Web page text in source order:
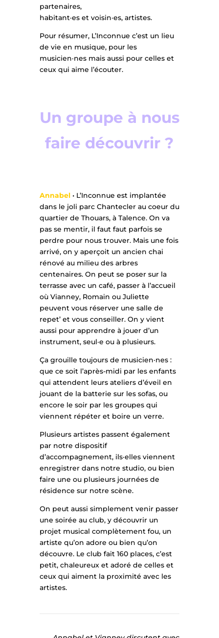
partenaires,
habitant·es et voisin·es, artistes.
Pour résumer, L’Inconnue c’est un lieu
de vie en musique, pour les
musicien·nes mais aussi pour celles et
ceux qui aime l’écouter.
Un groupe à nous
faire découvrir ?
Annabel • L’Inconnue est implantée
dans le joli parc Chantecler au coeur du
quartier de Thouars, à Talence. On va
pas se mentir, il faut faut parfois se
perdre pour nous trouver. Mais une fois
arrivé, on y aperçoit un ancien chai
rénové au milieu des arbres
centenaires. On peut se poser sur la
terrasse avec un café, passer à l’accueil
où Vianney, Romain ou Juliette
peuvent vous réserver une salle de
repet’ et vous conseiller. On y vient
aussi pour apprendre à jouer d’un
instrument, seul·e ou à plusieurs.
Ça grouille toujours de musicien·nes :
que ce soit l’après-midi par les enfants
qui attendent leurs ateliers d’éveil en
jouant de la batterie sur les sofas, ou
encore le soir par les groupes qui
viennent répéter et boire un verre.
Plusieurs artistes passent également
par notre dispositif
d’accompagnement, ils·elles viennent
enregistrer dans notre studio, ou bien
faire une ou plusieurs journées de
résidence sur notre scène.
On peut aussi simplement venir passer
une soirée au club, y découvrir un
projet musical complètement fou, un
artiste qu’on adore ou bien qu’on
découvre. Le club fait 160 places, c’est
petit, chaleureux et adoré de celles et
ceux qui aiment la proximité avec les
artistes.